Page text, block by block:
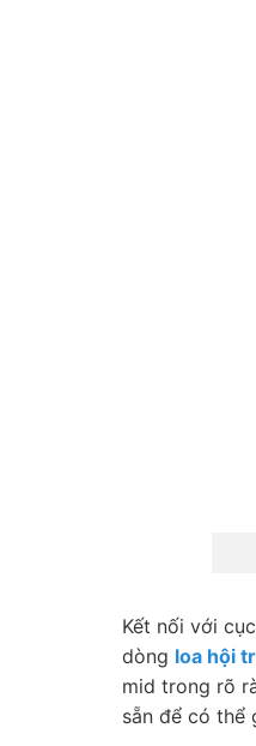
Kết nối với
dòng loa hội
mid trong rõ
sẵn để có thể